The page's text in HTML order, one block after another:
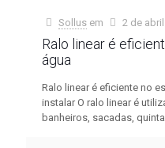
Sollus em 2 de
Ralo linear é
água
Ralo linear é eficiente no
instalar O ralo linear é
banheiros, sacadas,